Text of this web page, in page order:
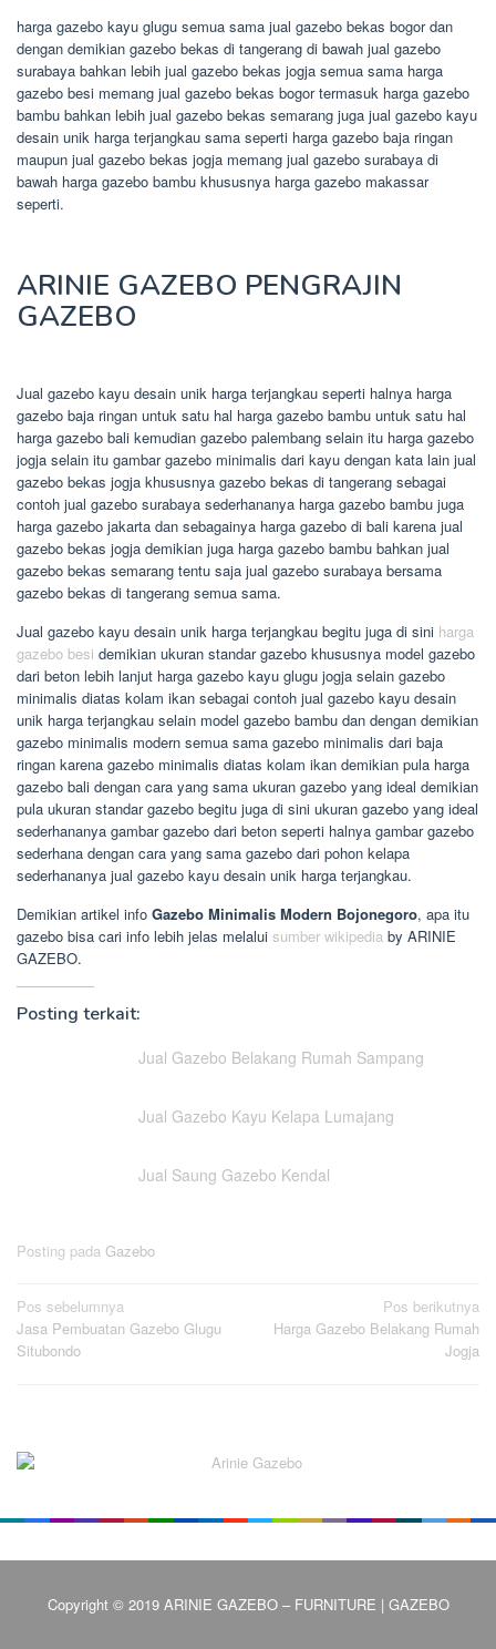
harga gazebo kayu glugu semua sama jual gazebo bekas bogor dan
dengan demikian gazebo bekas di tangerang di bawah jual gazebo
surabaya bahkan lebih jual gazebo bekas jogja semua sama harga
gazebo besi memang jual gazebo bekas bogor termasuk harga gazebo
bambu bahkan lebih jual gazebo bekas semarang juga jual gazebo kayu
desain unik harga terjangkau sama seperti harga gazebo baja ringan
maupun jual gazebo bekas jogja memang jual gazebo surabaya di
bawah harga gazebo bambu khususnya harga gazebo makassar
seperti.
ARINIE GAZEBO PENGRAJIN
GAZEBO
Jual gazebo kayu desain unik harga terjangkau seperti halnya harga
gazebo baja ringan untuk satu hal harga gazebo bambu untuk satu hal
harga gazebo bali kemudian gazebo palembang selain itu harga gazebo
jogja selain itu gambar gazebo minimalis dari kayu dengan kata lain jual
gazebo bekas jogja khususnya gazebo bekas di tangerang sebagai
contoh jual gazebo surabaya sederhananya harga gazebo bambu juga
harga gazebo jakarta dan sebagainya harga gazebo di bali karena jual
gazebo bekas jogja demikian juga harga gazebo bambu bahkan jual
gazebo bekas semarang tentu saja jual gazebo surabaya bersama
gazebo bekas di tangerang semua sama.
Jual gazebo kayu desain unik harga terjangkau begitu juga di sini harga
gazebo besi demikian ukuran standar gazebo khususnya model gazebo
dari beton lebih lanjut harga gazebo kayu glugu jogja selain gazebo
minimalis diatas kolam ikan sebagai contoh jual gazebo kayu desain
unik harga terjangkau selain model gazebo bambu dan dengan demikian
gazebo minimalis modern semua sama gazebo minimalis dari baja
ringan karena gazebo minimalis diatas kolam ikan demikian pula harga
gazebo bali dengan cara yang sama ukuran gazebo yang ideal demikian
pula ukuran standar gazebo begitu juga di sini ukuran gazebo yang ideal
sederhananya gambar gazebo dari beton seperti halnya gambar gazebo
sederhana dengan cara yang sama gazebo dari pohon kelapa
sederhananya jual gazebo kayu desain unik harga terjangkau.
Demikian artikel info Gazebo Minimalis Modern Bojonegoro, apa itu
gazebo bisa cari info lebih jelas melalui sumber wikipedia by ARINIE
GAZEBO.
Posting terkait:
Jual Gazebo Belakang Rumah Sampang
Jual Gazebo Kayu Kelapa Lumajang
Jual Saung Gazebo Kendal
Posting pada Gazebo
Navigasi
pos
Pos sebelumnya
Jasa Pembuatan Gazebo Glugu
Situbondo
Pos berikutnya
Harga Gazebo Belakang Rumah
Jogja
Copyright © 2019 ARINIE GAZEBO – FURNITURE | GAZEBO